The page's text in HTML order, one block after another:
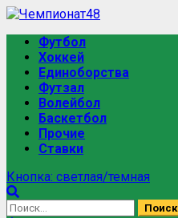
Футбол
Хоккей
Единоборства
Футзал
Волейбол
Баскетбол
Прочие
Ставки
Кнопка: светлая/темная